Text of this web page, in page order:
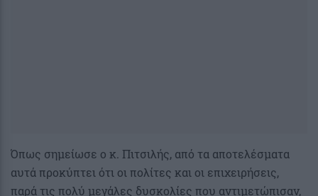
Όπως σημείωσε ο κ. Πιτσιλής, από τα αποτελέσματα
αυτά προκύπτει ότι οι πολίτες και οι επιχειρήσεις,
παρά τις πολύ μεγάλες δυσκολίες που αντιμετώπισαν,